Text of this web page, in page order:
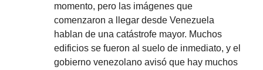
momento, pero las imágenes que
comenzaron a llegar desde Venezuela
hablan de una catástrofe mayor. Muchos
edificios se fueron al suelo de inmediato, y el
gobierno venezolano avisó que hay muchos